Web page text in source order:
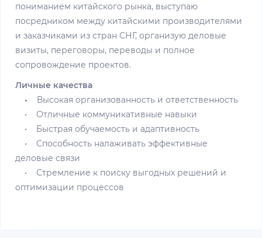
пониманием китайского рынка, выступаю
посредником между китайскими производителями
и заказчиками из стран СНГ, организую деловые
визиты, переговоры, переводы и полное
сопровождение проектов.
Личные качества
•
Высокая организованность и ответственность
• Отличные коммуникативные навыки
• Быстрая обучаемость и адаптивность
• Способность налаживать эффективные
деловые связи
• Стремление к поиску выгодных решений и
оптимизации процессов